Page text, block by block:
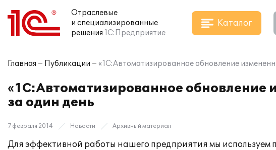
Отраслевые
и специализированные
решения 1С:Предприятие
Каталог
Главная Публикации «1С:Автоматизированное обновление
«1С:Автоматизированное
за один день
7 февраля 2014 Новости Архивный материал
Для эффективной работы нашего предприятия мы используем